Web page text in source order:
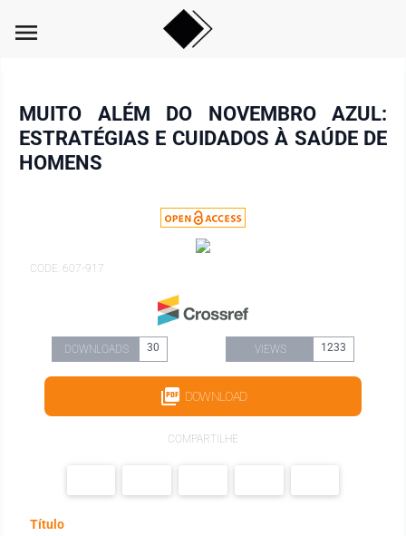
menu
MUITO ALÉM DO NOVEMBRO AZUL:
ESTRATÉGIAS E CUIDADOS À SAÚDE DE
HOMENS
CODE: 607-917
DOWNLOADS 30 VIEWS 1233
DOWNLOAD
COMPARTILHE
Título